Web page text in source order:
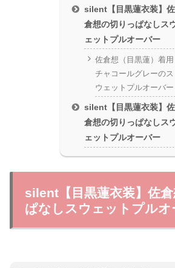
silent【目黒蓮衣装】佐
倉想の切りっぱなしス
ェットプルオーバー
佐倉想（目黒蓮）着用
チャコールグレーのス
ウェットプルオーバー
silent【目黒蓮衣装】佐
倉想の切りっぱなしス
ェットプルオーバー
silent【目黒蓮衣装】佐
ぱなしスウェットプルオ